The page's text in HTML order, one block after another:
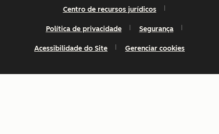
Centro de recursos jurídicos
Política de privacidade Segurança
Acessibilidade do Site Gerenciar cookies